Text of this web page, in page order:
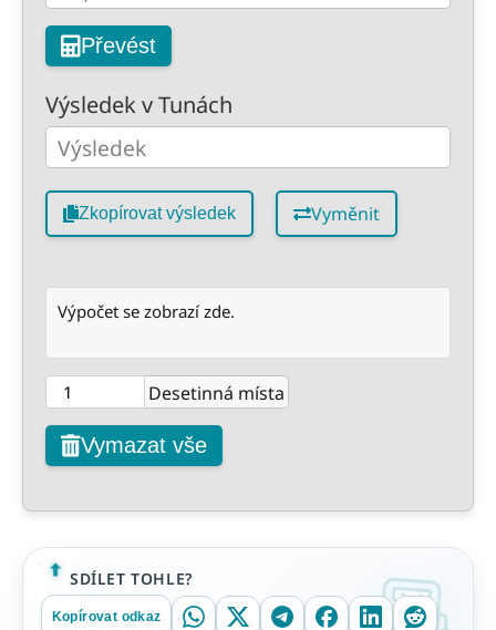
Převést
Výsledek v Tunách
Zkopírovat výsledek Vyměnit
Výpočet se zobrazí zde.
Desetinná místa
Vymazat vše
SDÍLET TOHLE?
Kopírovat odkaz